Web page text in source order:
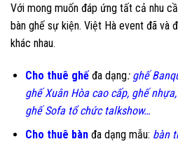
Với mong muốn đáp ứng tất cả nhu
bàn ghế sự kiện. Việt Hà event đã và
khác nhau.
Cho thuê ghếđa dạng: ghế
ghế Xuân Hòa cao cấp, ghế
ghế Sofa tổ chức talkshow…
Cho thuê bànđa dạng mẫu: bàn